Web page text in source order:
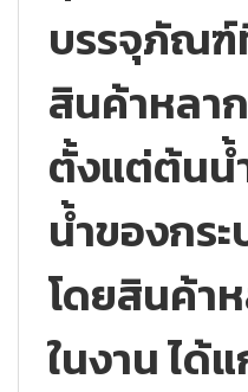
บรรจุภัณ
สินค้าหลา
ตั้งแต่ต้นน้
น้ำของกร
โดยสินค้า
ในงาน ได้